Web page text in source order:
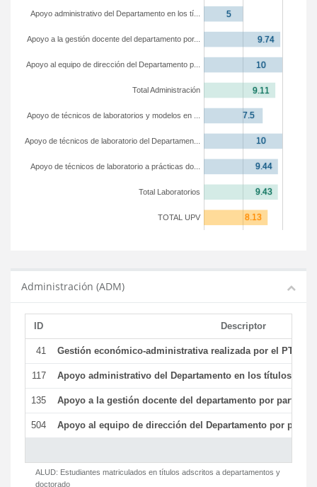
TOTAL UPV
Total Laboratorios
Apoyo de técnicos de laboratorio a prácticas do...
Apoyo de técnicos de laboratorio del Departamen...
Apoyo de técnicos de laboratorios y modelos en ...
Total Administración
Apoyo al equipo de dirección del Departamento p...
Apoyo a la gestión docente del departamento por...
Apoyo administrativo del Departamento en los tí...
Administración (ADM)
ID Descriptor
41 Gestión económico-administrativa realizada por el PTGAS
117 Apoyo administrativo del Departamento en los títulos de
135 Apoyo a la gestión docente del departamento por parte
504 Apoyo al equipo de dirección del Departamento por parte
ALUD: Estudiantes matriculados en títulos adscritos a departamentos y
doctorado